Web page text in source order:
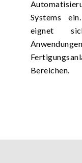
Systems
eignet
Bereichen.